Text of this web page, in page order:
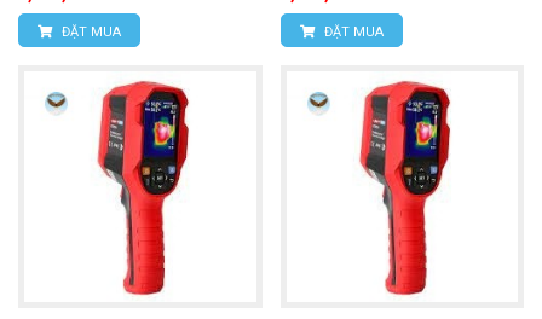
ĐẶT MUA ĐẶT MUA